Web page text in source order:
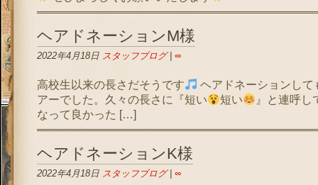
ヘアドネーションM様
2022年4月18日 スタッフブログ| ∞
高校生以来の長さだそうです
ヘアドネーションし
アーでした。久々の長さに『短い
短い
』と連呼し
なって良かった […]
ヘアドネーションK様
2022年4月18日 スタッフブログ| ∞